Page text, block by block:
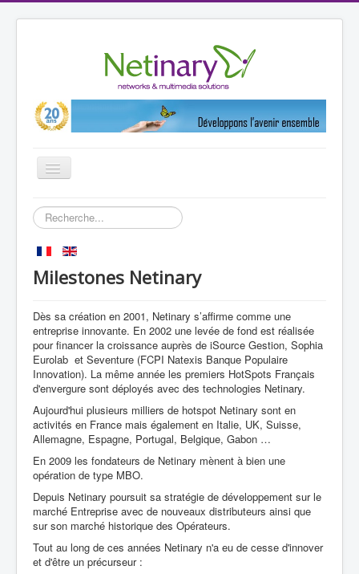
Basculer
la
Accueil
Partenaires
Produits
Netinary
Rechercher
Milestones Netinary
Dès sa création en 2001, Netinary s’affirme comme une
entreprise innovante. En 2002 une levée de fond est réalisée
pour financer la croissance auprès de iSource Gestion, Sophia
Eurolab et Seventure (FCPI Natexis Banque Populaire
Innovation). La même année les premiers HotSpots Français
d'envergure sont déployés avec des technologies Netinary.
Aujourd'hui plusieurs milliers de hotspot Netinary sont en
activités en France mais également en Italie, UK, Suisse,
Allemagne, Espagne, Portugal, Belgique, Gabon …
En 2009 les fondateurs de Netinary mènent à bien une
opération de type MBO.
Depuis Netinary poursuit sa stratégie de développement sur le
marché Entreprise avec de nouveaux distributeurs ainsi que
sur son marché historique des Opérateurs.
Tout au long de ces années Netinary n'a eu de cesse d'innover
et d'être un précurseur :